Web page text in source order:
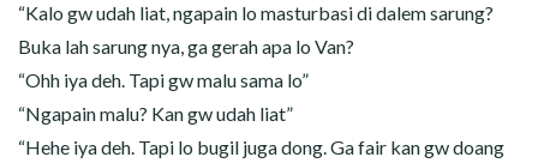
“Kalo gw udah liat, ngapain lo masturbasi di dalem sarung?
Buka lah sarung nya, ga gerah apa lo Van?
“Ohh iya deh. Tapi gw malu sama lo”
“Ngapain malu? Kan gw udah liat”
“Hehe iya deh. Tapi lo bugil juga dong. Ga fair kan gw doang